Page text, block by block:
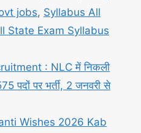
jobs, Syllabus All
State Exam Syllabus
: NLC में निकली
पदों पर भर्ती, 2 जनवरी से
Wishes 2026 Kab